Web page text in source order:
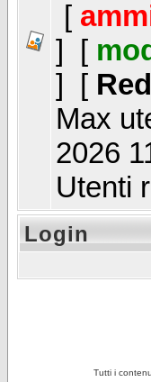
[
] [
] [
Max
2026
Utenti
Login
Tutti i